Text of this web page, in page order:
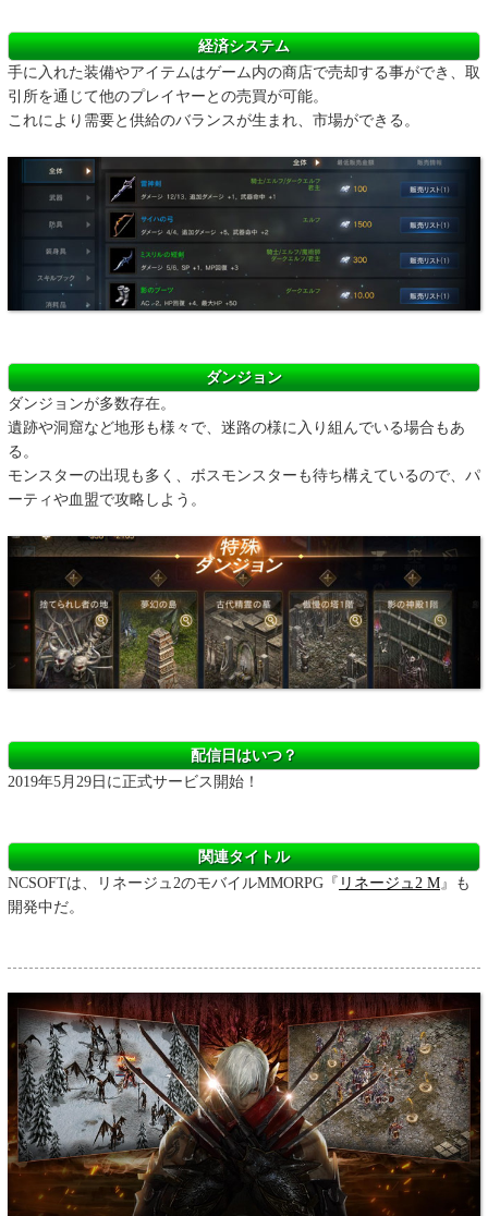
経済システム
手に入れた装備やアイテムはゲーム内の商店で売却する事ができ、取
引所を通じて他のプレイヤーとの売買が可能。
これにより需要と供給のバランスが生まれ、市場ができる。
ダンジョン
ダンジョンが多数存在。
遺跡や洞窟など地形も様々で、迷路の様に入り組んでいる場合もあ
る。
モンスターの出現も多く、ボスモンスターも待ち構えているので、パ
ーティや血盟で攻略しよう。
配信日はいつ？
2019年5月29日に正式サービス開始！
関連タイトル
NCSOFTは、リネージュ2のモバイルMMORPG『 リネージュ2 M 』も
開発中だ。